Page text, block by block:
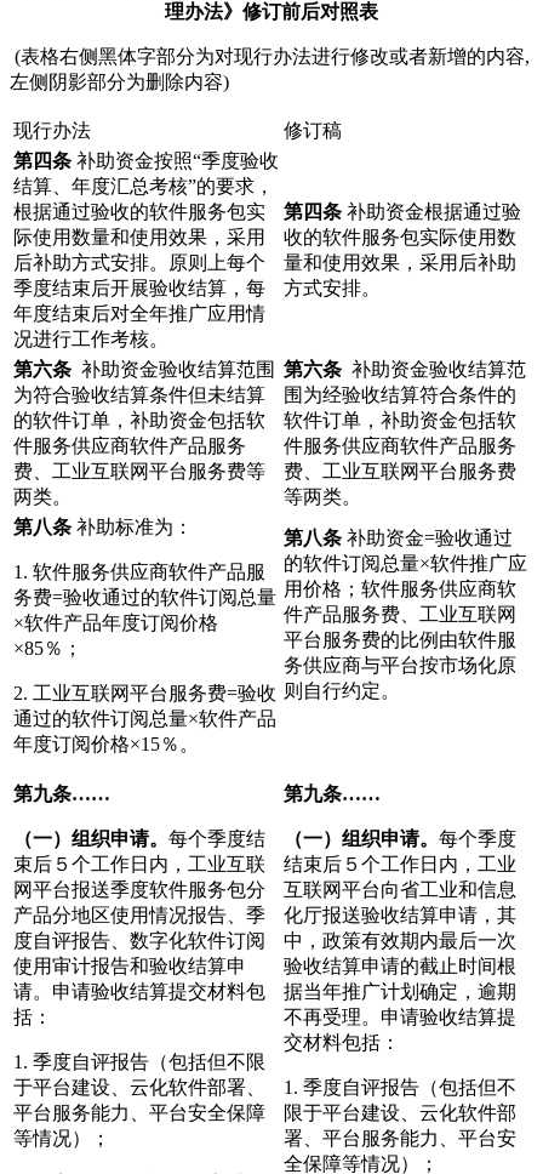
理办法》修订前后对照表
(表格右侧黑体字部分为对现行办法进行修改或者新增的内容,
左侧阴影部分为删除内容)
现行办法
修订稿
第四条 补助资金按照“季度验收
结算、年度汇总考核”的要求，
根据通过验收的软件服务包实
际使用数量和使用效果，采用
后补助方式安排。原则上每个
季度结束后开展验收结算，每
年度结束后对全年推广应用情
况进行工作考核。
第四条 补助资金根据通过验
收的软件服务包实际使用数
量和使用效果，采用后补助
方式安排。
第六条 补助资金验收结算范围
为符合验收结算条件但未结算
的软件订单，补助资金包括软
件服务供应商软件产品服务
费、工业互联网平台服务费等
两类。
第六条 补助资金验收结算范
围为经验收结算符合条件的
软件订单，补助资金包括软
件服务供应商软件产品服务
费、工业互联网平台服务费
等两类。
第八条 补助标准为：
1. 软件服务供应商软件产品服
务费=验收通过的软件订阅总量
×软件产品年度订阅价格
×85％；
2. 工业互联网平台服务费=验收
通过的软件订阅总量×软件产品
年度订阅价格×15％。
第八条 补助资金=验收通过
的软件订阅总量×软件推广应
用价格；软件服务供应商软
件产品服务费、工业互联网
平台服务费的比例由软件服
务供应商与平台按市场化原
则自行约定。
第九条……
（一）组织申请。 每个季度结
束后５个工作日内，工业互联
网平台报送季度软件服务包分
产品分地区使用情况报告、季
度自评报告、数字化软件订阅
使用审计报告和验收结算申
请。申请验收结算提交材料包
括：
1. 季度自评报告（包括但不限
于平台建设、云化软件部署、
平台服务能力、平台安全保障
等情况）；
第九条……
（一）组织申请。 每个季度
结束后５个工作日内，工业
互联网平台向省工业和信息
化厅报送验收结算申请，其
中，政策有效期内最后一次
验收结算申请的截止时间根
据当年推广计划确定，逾期
不再受理。申请验收结算提
交材料包括：
1. 季度自评报告（包括但不
限于平台建设、云化软件部
署、平台服务能力、平台安
全保障等情况）；